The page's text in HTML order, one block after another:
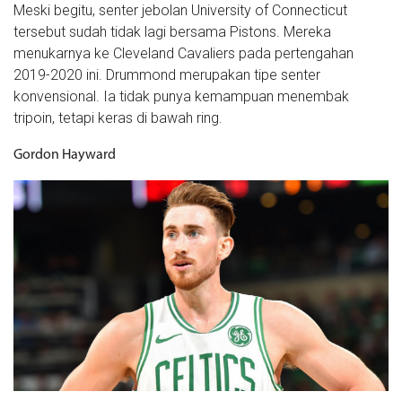
Meski begitu, senter jebolan University of Connecticut
tersebut sudah tidak lagi bersama Pistons. Mereka
menukarnya ke Cleveland Cavaliers pada pertengahan
2019-2020 ini. Drummond merupakan tipe senter
konvensional. Ia tidak punya kemampuan menembak
tripoin, tetapi keras di bawah ring.
Gordon Hayward